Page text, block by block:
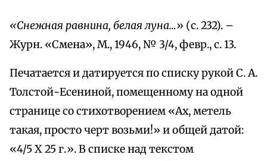
«Снежная равнина, белая луна…» (с. 232). –
Журн. «Смена», М., 1946, № 3/4, февр., с. 13.
Печатается и датируется по списку рукой С. А.
Толстой-Есениной, помещенному на одной
странице со стихотворением «Ах, метель
такая, просто черт возьми!» и общей датой:
«4/5 X 25 г.». В списке над текстом